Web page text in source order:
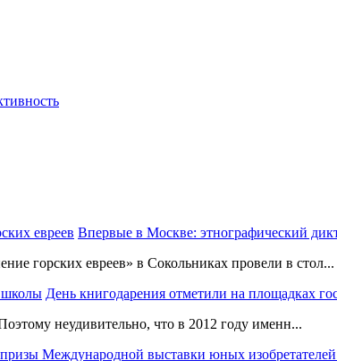
Впервые в Москве: этнографический
горских евреев» в Сокольниках провели в стол...
День книгодарения отметили на площадках
неудивительно, что в 2012 году именн...